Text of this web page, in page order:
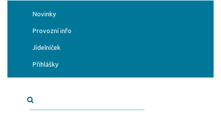
Novinky
Provozní info
Jídelníček
Přihlášky